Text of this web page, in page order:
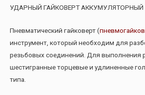
УДАРНЫЙ ГАЙКОВЕРТ АККУМУЛЯТОРНЫЙ
Пневматический гайковерт (
инструмент, который необходим для
резьбовых соединений. Для выполнения
шестигранные торцевые и удлиненные
типа.